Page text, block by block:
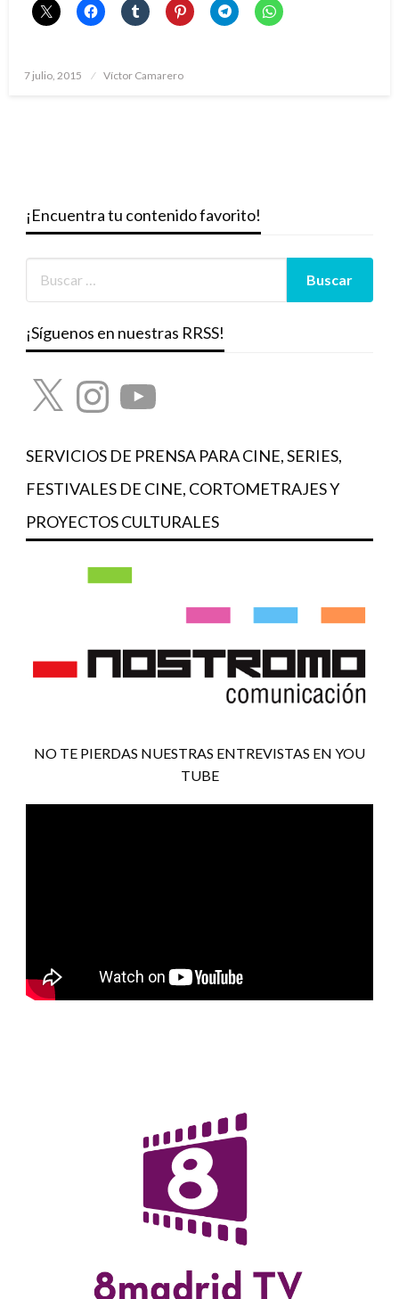
Publicado
7 julio, 2015 Víctor Camarero
¡Encuentra tu contenido favorito!
¡Síguenos en nuestras RRSS!
X InstagramYouTube
SERVICIOS DE PRENSA PARA CINE, SERIES,
FESTIVALES DE CINE, CORTOMETRAJES Y
PROYECTOS CULTURALES
NO TE PIERDAS NUESTRAS ENTREVISTAS EN YOU
TUBE